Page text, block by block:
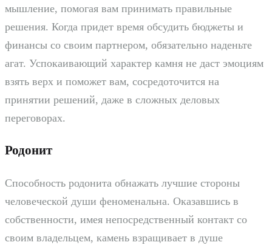
мышление, помогая вам принимать правильные
решения. Когда придет время обсудить бюджеты и
финансы со своим партнером, обязательно наденьте
агат. Успокаивающий характер камня не даст эмоциям
взять верх и поможет вам, сосредоточится на
принятии решений, даже в сложных деловых
переговорах.
Родонит
Способность родонита обнажать лучшие стороны
человеческой души феноменальна. Оказавшись в
собственности, имея непосредственный контакт со
своим владельцем, камень взращивает в душе